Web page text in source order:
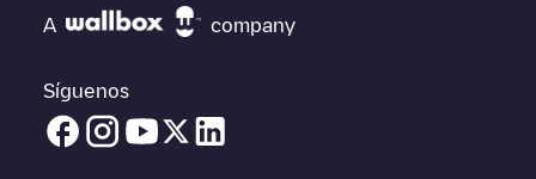
Las opiniones de los conductores eléctricos son muy
importantes para valorar cuáles son los puntos de carga más
lo que no dudes en dejar tu valoración de cuál fue tu
experiencia de carga en la ficha de la estación de carga una vez
finalizada la carga de tu vehículo eléctrico.
A company
Síguenos